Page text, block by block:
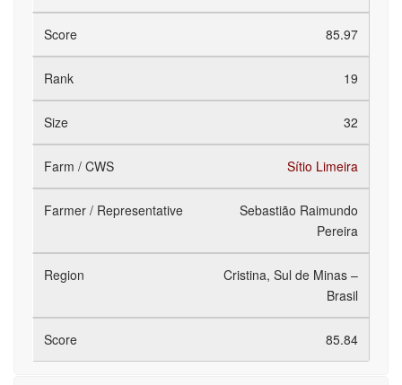
85.97
19
32
Sítio Limeira
Sebastião Raimundo
Pereira
Cristina, Sul de Minas –
Brasil
85.84